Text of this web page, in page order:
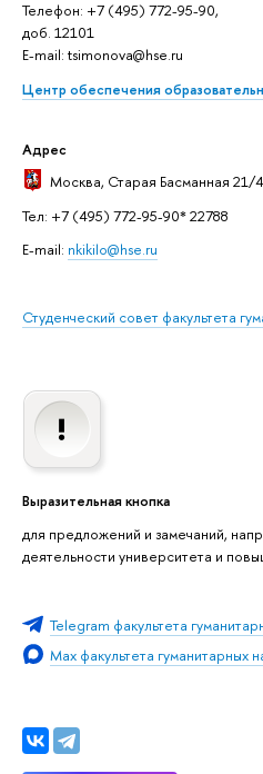
Телефон: +7 (495) 772-95-90,
доб. 12101
E-mail: tsimonova@hse.ru
Центр обеспечения
Адрес
Москва, Старая Басманная 21/
Тел: +7 (495) 772-95-90* 22788
E-mail: nkikilo@hse.ru
Студенческий совет факультета
Выразительная кнопка
для предложений и замечаний,
деятельности университета и
Telegram факультета
Max факультета